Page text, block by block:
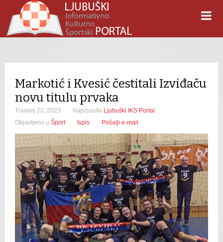
Markotić i Kvesić čestitali Izviđaču
novu titulu prvaka
Travanj 22, 2023 Napisao/la Ljubuški IKS Portal
Objavljeno u Šport Ispis Pošalji e-mail